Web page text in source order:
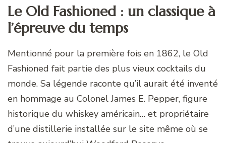
Le Old Fashioned : un classique à
l’épreuve du temps
Mentionné pour la première fois en 1862, le Old
Fashioned fait partie des plus vieux cocktails du
monde. Sa légende raconte qu’il aurait été inventé
en hommage au Colonel James E. Pepper, figure
historique du whiskey américain… et propriétaire
d’une distillerie installée sur le site même où se